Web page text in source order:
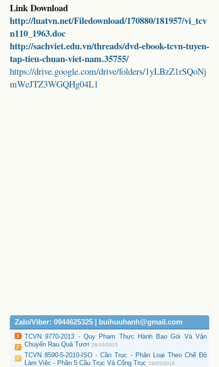
Link Download
http://luatvn.net/Filedownload/170880/181957/vi_tcv
n110_1963.doc
http://sachviet.edu.vn/threads/dvd-ebook-tcvn-tuyen-
tap-tieu-chuan-viet-nam.35755/
https://drive.google.com/drive/folders/1yLBzZ1rSQoNj
mWeJTZ3WGQHg04L1
Zalo/Viber: 0944625325 | buihuuhanh@gmail.com
TCVN 9770-2013 - Quy Phạm Thực Hành Bao Gói Và Vận
Chuyển Rau Quả Tươi 28/10/2015
TCVN 8590-5-2010-ISO - Cần Trục - Phân Loại Theo Chế Độ
Làm Việc - Phần 5 Cầu Trục Và Cổng Trục 28/05/2016